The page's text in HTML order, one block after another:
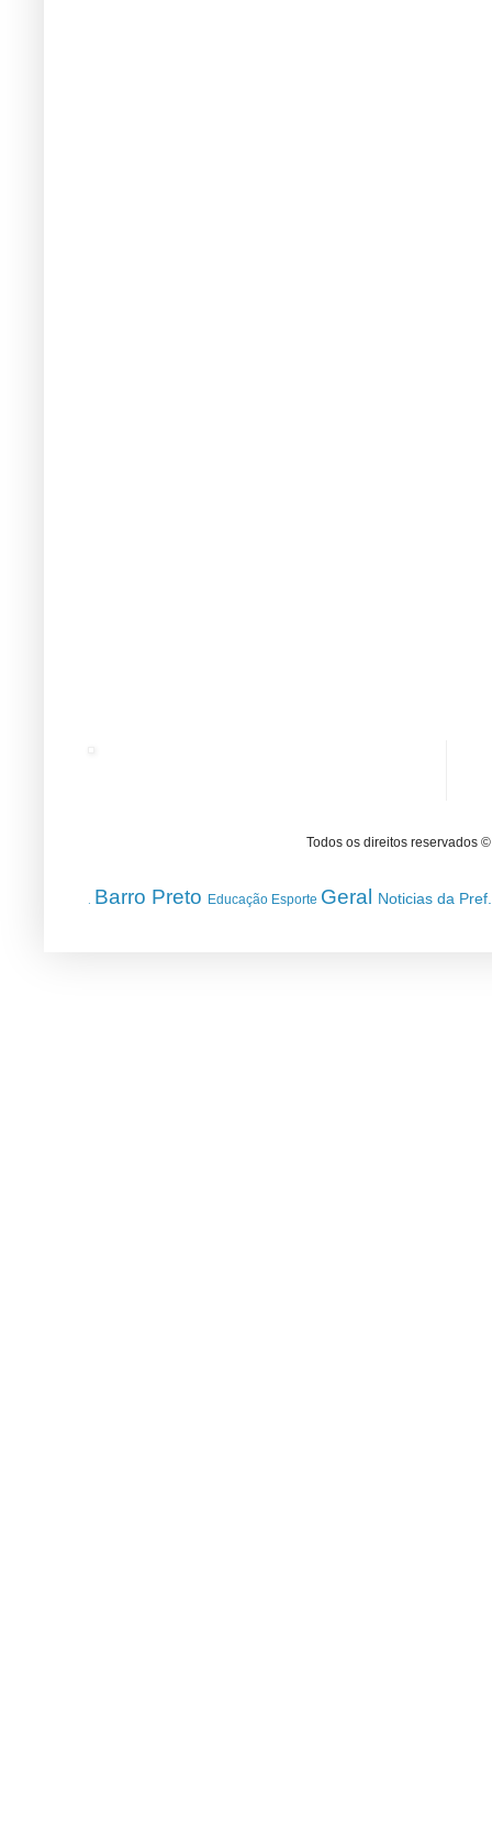
Todos os direitos reservados
Barro Preto Educação Esporte Geral Noticias da